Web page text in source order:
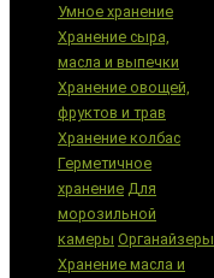
Умное хранение
Хранение сыра,
масла и выпечки
Хранение овощей,
фруктов и трав
Хранение колбас
Герметичное
хранение Для
морозильной
камеры Органайзеры
Хранение масла и